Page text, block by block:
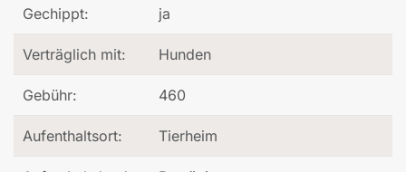
Gechippt: ja
Verträglich mit: Hunden
Gebühr: 460
Aufenthaltsort: Tierheim